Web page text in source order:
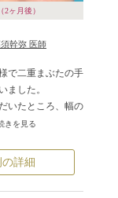
2ヶ月後）
幹弥 医師
で二重まぶたの手
ました。
いたところ、幅の
があったのです
うご要望でした。
なく切開法を希望
きを見る
詳細